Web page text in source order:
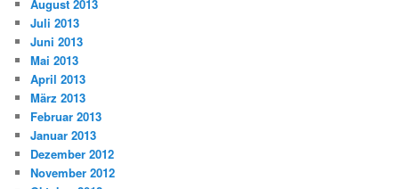
August 2013
Juli 2013
Juni 2013
Mai 2013
April 2013
März 2013
Februar 2013
Januar 2013
Dezember 2012
November 2012